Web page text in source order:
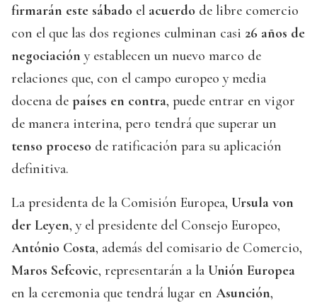
firmarán este sábado el acuerdo de libre comercio
con el que las dos regiones culminan casi 26 años de
negociación y establecen un nuevo marco de
relaciones que, con el campo europeo y media
docena de países en contra, puede entrar en vigor
de manera interina, pero tendrá que superar un
tenso proceso de ratificación para su aplicación
definitiva.
La presidenta de la Comisión Europea, Ursula von
der Leyen, y el presidente del Consejo Europeo,
António Costa, además del comisario de Comercio,
Maros Sefcovic, representarán a la Unión Europea
en la ceremonia que tendrá lugar en Asunción,